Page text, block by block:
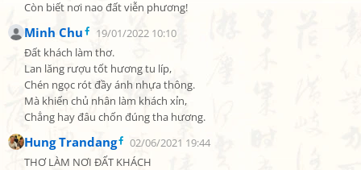
Còn biết nơi nao đất viễn phương!
Minh Chu
19/01/2022 10:10
Đất khách làm thơ.
Lan lăng rượu tốt hương tu líp,
Chén ngọc rót đầy ánh nhựa thông.
Mà khiến chủ nhân làm khách xỉn,
Chẳng hay đâu chốn đúng tha hương.
Hung Trandang
02/06/2021 19:44
THƠ LÀM NƠI ĐẤT KHÁCH